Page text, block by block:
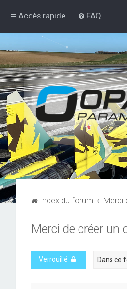
Accès rapide FAQ
Index du forum Merci
Merci de créer
Verrouillé